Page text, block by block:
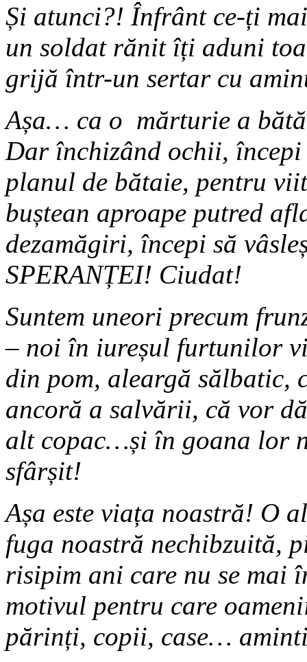
Și atunci?! Înfrânt ce-ți
un soldat rănit îți aduni
grijă într-un sertar cu
Așa… ca o mărturie a
Dar închizând ochii,
planul de bătaie, pentru
buștean aproape putred
dezamăgiri, începi să
SPERANȚEI! Ciudat!
Suntem uneori precum
– noi în iureșul furtunilor
din pom, aleargă sălbatic,
ancoră a salvării, că vor
alt copac…și în goana lor
sfârșit!
Așa este viața noastră! O
fuga noastră nechibzuită,
risipim ani care nu se mai
motivul pentru care
părinți, copii, case…